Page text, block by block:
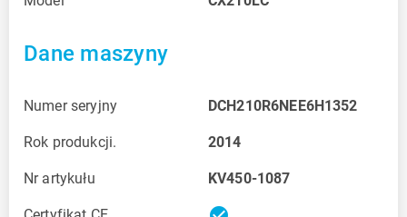
Dane maszyny
Numer seryjny DCH210R6NEE6H1352
Rok produkcji. 2014
Nr artykułu KV450-1087